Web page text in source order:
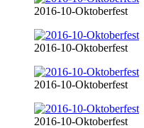
2016-10-Oktoberfest
2016-10-Oktoberfest
2016-10-Oktoberfest
2016-10-Oktoberfest